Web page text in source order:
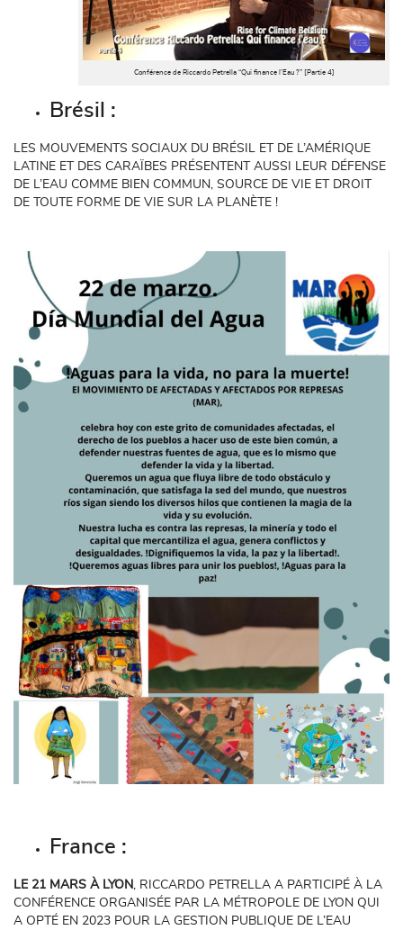
Conférence de Riccardo Petrella “Qui finance l’Eau ?” [Partie 4]
Brésil :
LES MOUVEMENTS SOCIAUX DU BRÉSIL ET DE L’AMÉRIQUE
LATINE ET DES CARAÏBES PRÉSENTENT AUSSI LEUR DÉFENSE
DE L’EAU COMME BIEN COMMUN, SOURCE DE VIE ET DROIT
DE TOUTE FORME DE VIE SUR LA PLANÈTE !
France :
LE 21 MARS À LYON
, RICCARDO PETRELLA A PARTICIPÉ À LA
CONFÉRENCE ORGANISÉE PAR LA MÉTROPOLE DE LYON QUI
A OPTÉ EN 2023 POUR LA GESTION PUBLIQUE DE L’EAU